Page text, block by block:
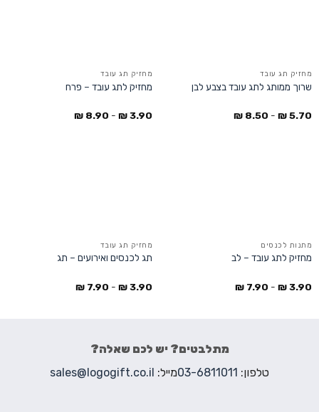
מחזיק תג עובד
שרוך ממותג לתג עובד בצבע לבן
5.70
₪
-
8.50
₪
מחזיק תג עובד
מחזיק לתג עובד – פרח
3.90
₪
-
8.90
₪
מתנות לכנסים
מחזיק לתג עובד – לב
3.90
₪
-
7.90
₪
מחזיק תג עובד
תג לכנסים ואירועים – תג
3.90
₪
-
7.90
₪
מתלבטים? יש לכם שאלה?
טלפון: 03-6811011מייל: sales@logogift.co.il